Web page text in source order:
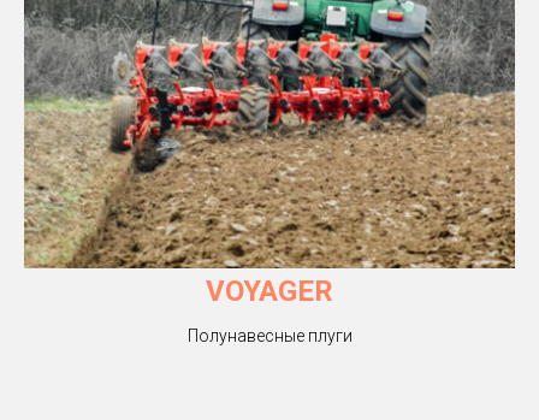
VOYAGER
Полунавесные плуги